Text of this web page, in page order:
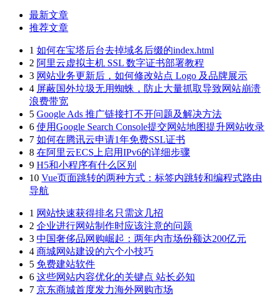
最新文章
推荐文章
1 如何在宝塔后台去掉域名后缀的index.html
2 阿里云虚拟主机 SSL 数字证书部署教程
3 网站业务更新后，如何修改站点 Logo 及品牌展示
4 屏蔽国外垃圾无用蜘蛛，防止大量抓取导致网站崩溃
浪费带宽
5 Google Ads 推广链接打不开问题及解决方法
6 使用Google Search Console提交网站地图提升网站收录
7 如何在腾讯云申请1年免费SSL证书
8 在阿里云ECS上启用IPv6的详细步骤
9 H5和小程序有什么区别
10 Vue页面跳转的两种方式：标签内跳转和编程式路由
导航
1 网站快速获得排名只需这几招
2 企业进行网站制作时应该注意的问题
3 中国奢侈品网购崛起：两年内市场份额达200亿元
4 商城网站建设的六个小技巧
5 免费建站软件
6 这些网站内容优化的关键点 站长必知
7 京东商城首度发力海外网购市场